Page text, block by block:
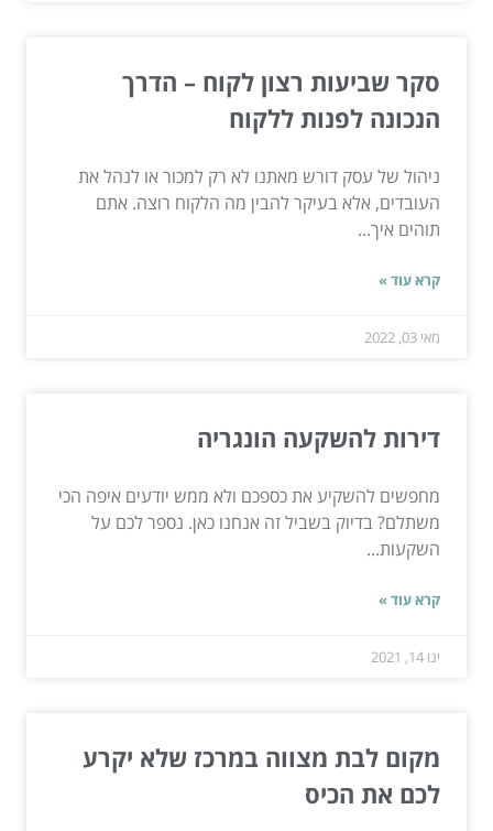
סקר שביעות רצון לקוח – הדרך
הנכונה לפנות ללקוח
ניהול של עסק דורש מאתנו לא רק למכור או לנהל את
העובדים, אלא בעיקר להבין מה הלקוח רוצה. אתם
תוהים איך...
קרא עוד »
מאי 03, 2022
דירות להשקעה הונגריה
מחפשים להשקיע את כספכם ולא ממש יודעים איפה הכי
משתלם? בדיוק בשביל זה אנחנו כאן. נספר לכם על
השקעות...
קרא עוד »
ינו 14, 2021
מקום לבת מצווה במרכז שלא יקרע
לכם את הכיס